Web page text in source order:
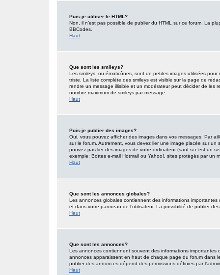
Puis-je utiliser le HTML?
Non, il n’est pas possible de publier du HTML sur ce forum. La
BBCodes.
Haut
Que sont les smileys?
Les smileys, ou émoticônes, sont de petites images utilisées
triste. La liste complète des smileys est visible sur la page de
rendre un message illisible et un modérateur peut décider de les
nombre maximum de smileys par message.
Haut
Puis-je publier des images?
Oui, vous pouvez afficher des images dans vos messages. Par
sur le forum. Autrement, vous devez lier une image placée sur
pouvez pas lier des images de votre ordinateur (sauf si c’est un
exemple: Boîtes e-mail Hotmail ou Yahoo!, sites protégés par un
Haut
Que sont les annonces globales?
Les annonces globales contiennent des informations
et dans votre panneau de l’utilisateur. La possibilité de publier
Haut
Que sont les annonces?
Les annonces contiennent souvent des informations
annonces apparaissent en haut de chaque page du forum dans
publier des annonces dépend des permissions définies par
Haut